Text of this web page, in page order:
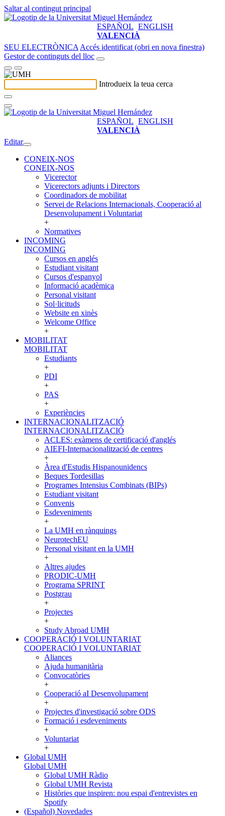
Saltar al contingut principal
ESPAÑOL ENGLISH
VALENCIÀ
SEU ELECTRÒNICA Accés identificat (obri en nova finestra)
Gestor de continguts del lloc
Introdueix la teua cerca
ESPAÑOL ENGLISH
VALENCIÀ
Editar
CONEIX-NOS
CONEIX-NOS
Vicerector
Vicerectors adjunts i Directors
Coordinadors de mobilitat
Servei de Relacions Internacionals, Cooperació al
Desenvolupament i Voluntariat
+
Normatives
INCOMING
INCOMING
Cursos en anglés
Estudiant visitant
Cursos d'espanyol
Informació acadèmica
Personal visitant
Sol·licituds
Website en xinès
Welcome Office
+
MOBILITAT
MOBILITAT
Estudiants
+
PDI
+
PAS
+
Experiències
INTERNACIONALITZACIÓ
INTERNACIONALITZACIÓ
ACLES: exàmens de certificació d'anglés
AIEFI-Internacionalització de centres
+
Àrea d'Estudis Hispanounidencs
Beques Tordesillas
Programes Intensius Combinats (BIPs)
Estudiant visitant
Convenis
Esdeveniments
+
La UMH en rànquings
NeurotechEU
Personal visitant en la UMH
+
Altres ajudes
PRODIC-UMH
Programa SPRINT
Postgrau
+
Projectes
+
Study Abroad UMH
COOPERACIÓ I VOLUNTARIAT
COOPERACIÓ I VOLUNTARIAT
Aliances
Ajuda humanitària
Convocatòries
+
Cooperació aI Desenvolupament
+
Projectes d'investigació sobre ODS
Formació i esdeveniments
+
Voluntariat
+
Global UMH
Global UMH
Global UMH Ràdio
Global UMH Revista
Històries que inspiren: nou espai d'entrevistes en
Spotify
(Español) Novedades